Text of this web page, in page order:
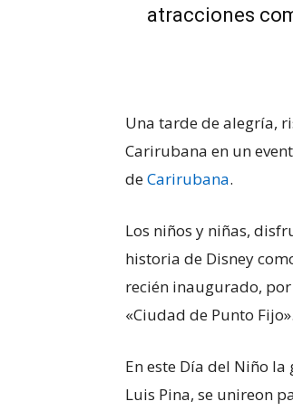
atracciones
Una tarde de alegría,
Carirubana en un
deCarirubana.
Los niños y niñas,
historia de Disney
recién inaugurado,
«Ciudad de Punto Fijo».
En este Día del Niño
Luis Pina, se unireon